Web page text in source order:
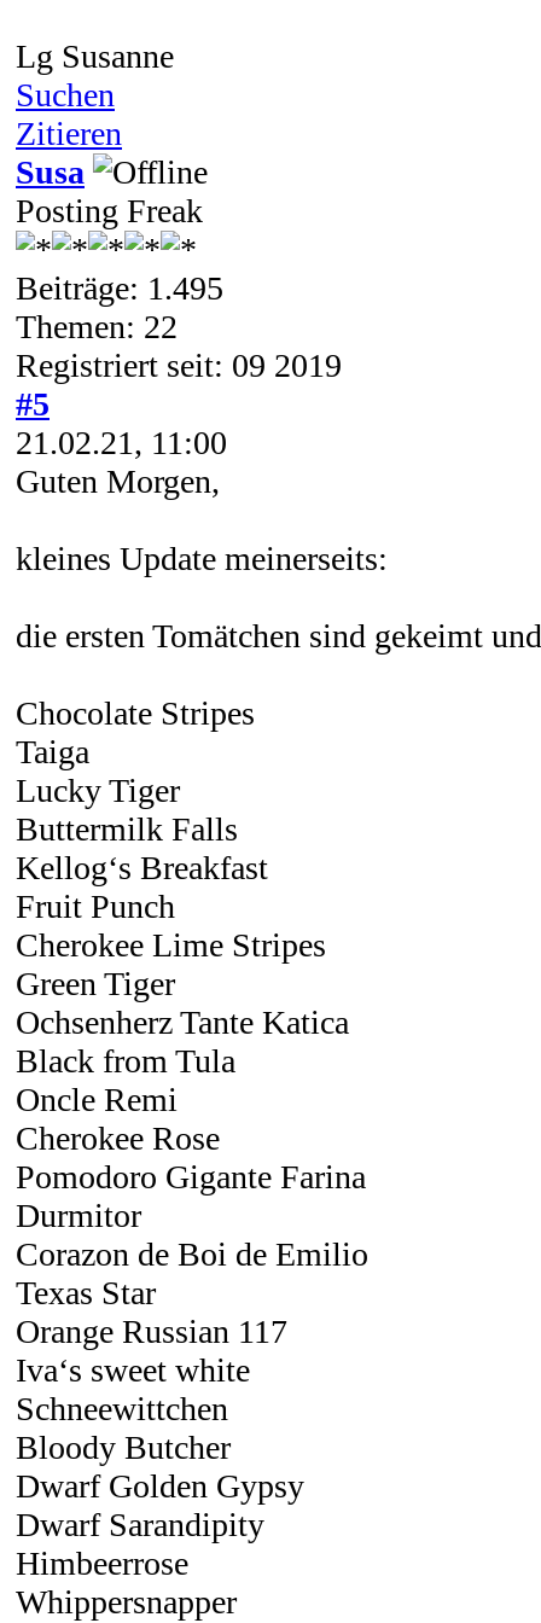
Lg Susanne
Suchen
Zitieren
Susa
Posting Freak
Beiträge: 1.495
Themen: 22
Registriert seit: 09 2019
#5
21.02.21, 11:00
Guten Morgen,
kleines Update meinerseits:
die ersten Tomätchen sind gekeimt
Chocolate Stripes
Taiga
Lucky Tiger
Buttermilk Falls
Kellog‘s Breakfast
Fruit Punch
Cherokee Lime Stripes
Green Tiger
Ochsenherz Tante Katica
Black from Tula
Oncle Remi
Cherokee Rose
Pomodoro Gigante Farina
Durmitor
Corazon de Boi de Emilio
Texas Star
Orange Russian 117
Iva‘s sweet white
Schneewittchen
Bloody Butcher
Dwarf Golden Gypsy
Dwarf Sarandipity
Himbeerrose
Whippersnapper